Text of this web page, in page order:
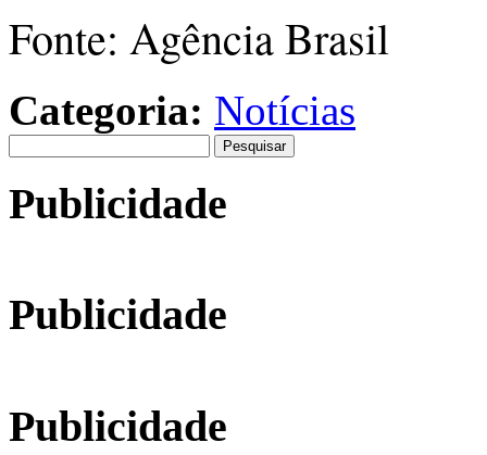
Fonte: Agência Brasil
Categoria: Notícias
por:
Publicidade
Publicidade
Publicidade